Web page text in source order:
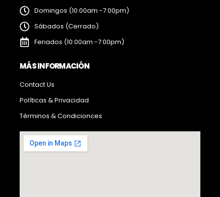
Domingos (10:00am -7:00pm)
Sábados (Cerrado)
Feriados (10:00am -7:00pm)
MÁS INFORMACIÓN
Contact Us
Políticas & Privacidad
Términos & Condicionces